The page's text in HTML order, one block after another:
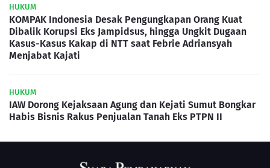
HUKUM
KOMPAK Indonesia Desak Pengungkapan Orang Kuat
Dibalik Korupsi Eks Jampidsus, hingga Ungkit Dugaan
Kasus-Kasus Kakap di NTT saat Febrie Adriansyah
Menjabat Kajati
HUKUM
IAW Dorong Kejaksaan Agung dan Kejati Sumut Bongkar
Habis Bisnis Rakus Penjualan Tanah Eks PTPN II